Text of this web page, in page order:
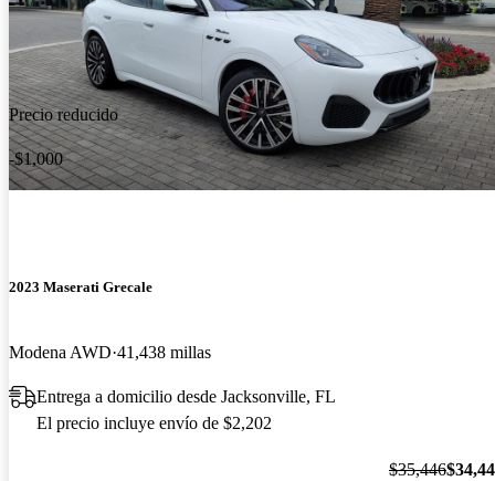
Precio reducido
-$1,000
2023 Maserati Grecale
Modena AWD 41,438 millas
Entrega a domicilio desde Jacksonville, FL
El precio incluye envío de $2,202
$35,446